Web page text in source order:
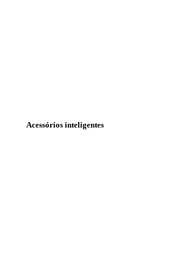
Acessórios inteligentes